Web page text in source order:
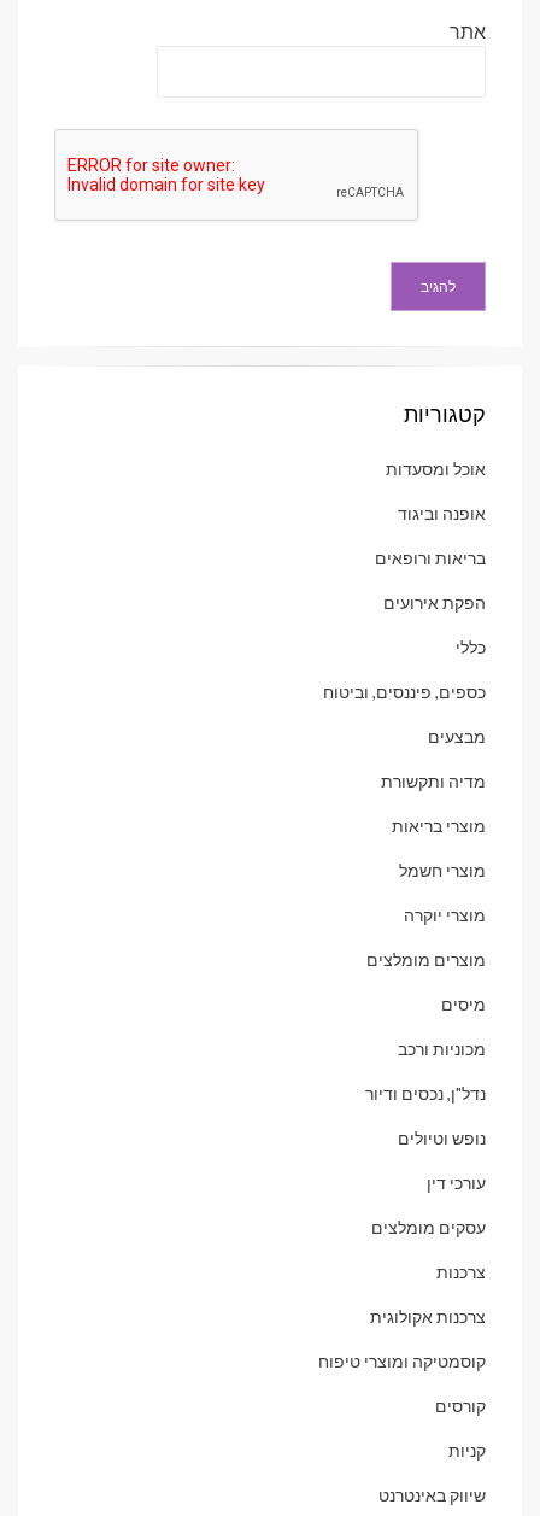
אתר
קטגוריות
אוכל ומסעדות
אופנה וביגוד
בריאות ורופאים
הפקת אירועים
כללי
כספים, פיננסים, וביטוח
מבצעים
מדיה ותקשורת
מוצרי בריאות
מוצרי חשמל
מוצרי יוקרה
מוצרים מומלצים
מיסים
מכוניות ורכב
נדל"ן, נכסים ודיור
נופש וטיולים
עורכי דין
עסקים מומלצים
צרכנות
צרכנות אקולוגית
קוסמטיקה ומוצרי טיפוח
קורסים
קניות
שיווק באינטרנט